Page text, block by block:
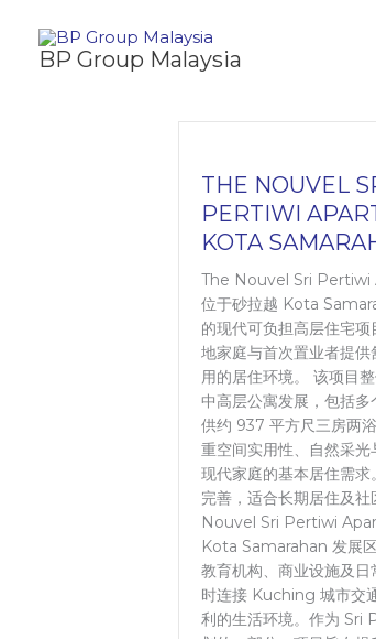
contentBP Group Malaysia
THE NOUVEL
PERTIWI
KOTA
The Nouvel Sri
位于砂拉越 Kota
的现代可负担高层住宅项
地家庭与首次置业者提供
用的居住环境。 该项目
中高层公寓发展，包括多
供约 937 平方尺三房两
重空间实用性、自然采光
现代家庭的基本居住需求
完善，适合长期居住及
Nouvel Sri Pertiwi
Kota Samarahan 发展
教育机构、商业设施及日
时连接 Kuching 城市交
利的生活环境。作为 Sri